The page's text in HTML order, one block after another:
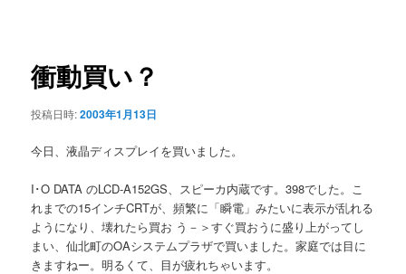
ゲ
ー
ョ
衝動買い？
投稿日時:2003年1月13日
今日、液晶ディスプレイを買いました。
I･O DATA のLCD-A152GS、スピーカ内蔵です。398でした。こ
れまでの15インチCRTが、頻繁に「瞬電」みたいに表示が乱れる
ようになり、壊れたら買お う－＞すぐ買おうに盛り上がってし
まい、仙北町のOAシステムプラザで買いました。家庭では目に
きますねー。明るくて、目が疲れちゃいます。